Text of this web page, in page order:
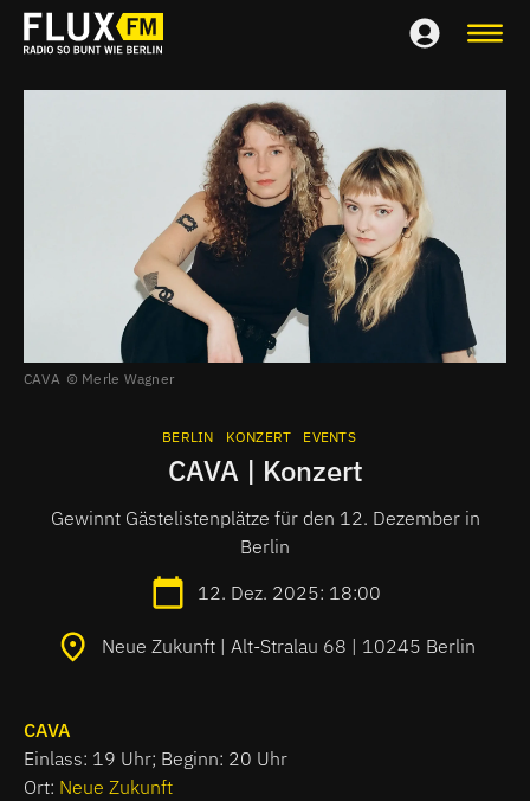
CAVA Merle Wagner
BERLIN KONZERT EVENTS
CAVA | Konzert
Gewinnt Gästelistenplätze für den 12. Dezember in
Berlin
12. Dez. 2025: 18:00
Neue Zukunft | Alt-Stralau 68 | 10245 Berlin
CAVA
Einlass: 19 Uhr; Beginn: 20 Uhr
Ort: Neue Zukunft